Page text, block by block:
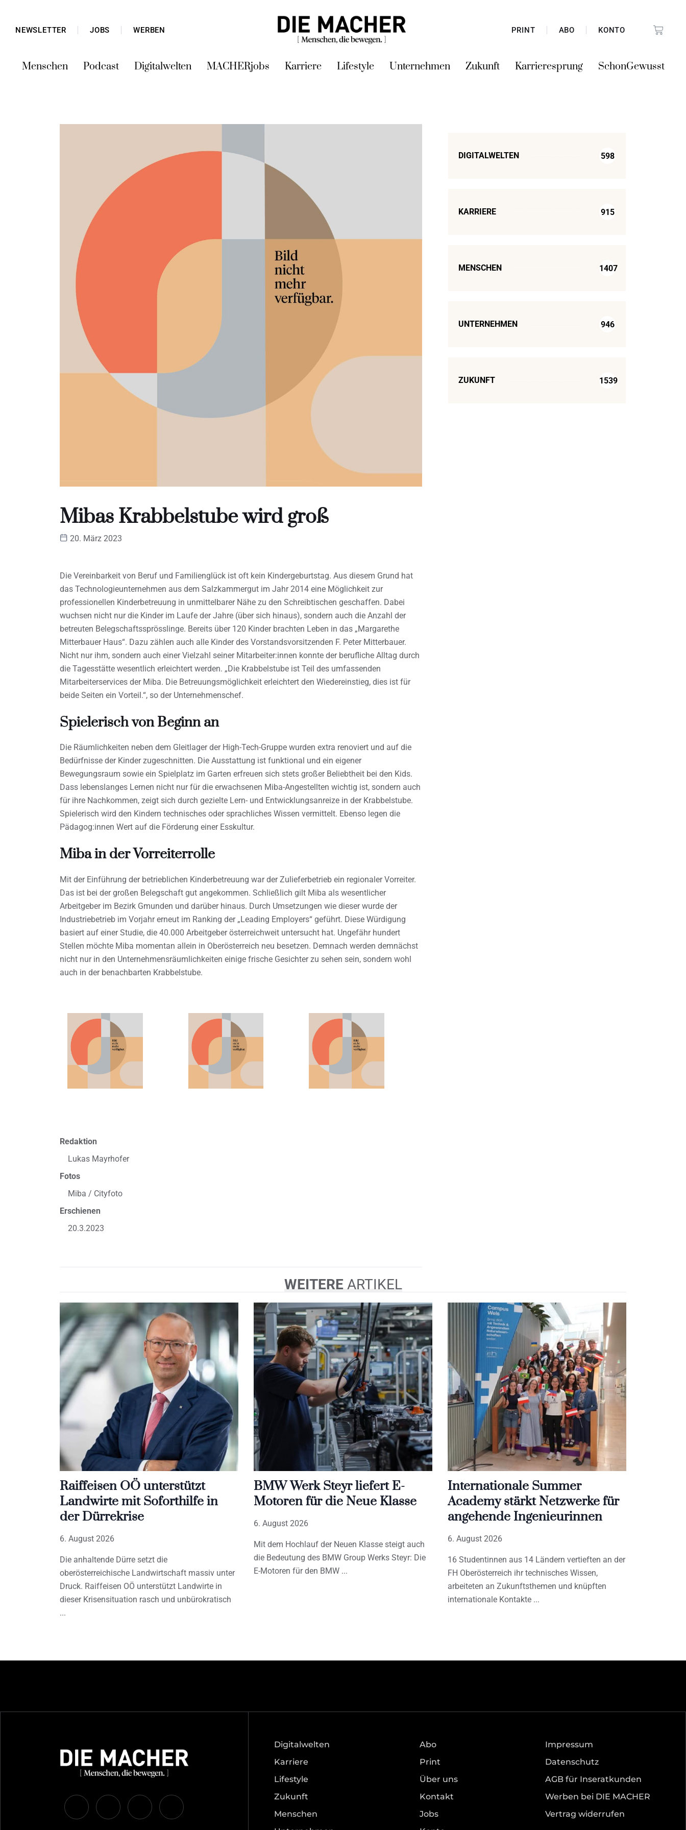
NEWSLETTER JOBS WERBEN PRINT ABO KONTO
Menschen Podcast Digitalwelten MACHERjobs Karriere Lifestyle Unternehmen Zukunft Karrieresprung SchonGewusst
Mibas Krabbelstube wird groß
20. März 2023
Die Vereinbarkeit von Beruf und Familienglück ist oft kein Kindergeburtstag. Aus diesem Grund hat
das Technologieunternehmen aus dem Salzkammergut im Jahr 2014 eine Möglichkeit zur
professionellen Kinderbetreuung in unmittelbarer Nähe zu den Schreibtischen geschaffen. Dabei
wuchsen nicht nur die Kinder im Laufe der Jahre (über sich hinaus), sondern auch die Anzahl der
betreuten Belegschaftssprösslinge. Bereits über 120 Kinder brachten Leben in das „Margarethe
Mitterbauer Haus“. Dazu zählen auch alle Kinder des Vorstandsvorsitzenden F. Peter Mitterbauer.
Nicht nur ihm, sondern auch einer Vielzahl seiner Mitarbeiter:innen konnte der berufliche Alltag durch
die Tagesstätte wesentlich erleichtert werden. „Die Krabbelstube ist Teil des umfassenden
Mitarbeiterservices der Miba. Die Betreuungsmöglichkeit erleichtert den Wiedereinstieg, dies ist für
beide Seiten ein Vorteil.“, so der Unternehmenschef.
Spielerisch von Beginn an
Die Räumlichkeiten neben dem Gleitlager der High-Tech-Gruppe wurden extra renoviert und auf die
Bedürfnisse der Kinder zugeschnitten. Die Ausstattung ist funktional und ein eigener
Bewegungsraum sowie ein Spielplatz im Garten erfreuen sich stets großer Beliebtheit bei den Kids.
Dass lebenslanges Lernen nicht nur für die erwachsenen Miba-Angestellten wichtig ist, sondern auch
für ihre Nachkommen, zeigt sich durch gezielte Lern- und Entwicklungsanreize in der Krabbelstube.
Spielerisch wird den Kindern technisches oder sprachliches Wissen vermittelt. Ebenso legen die
Pädagog:innen Wert auf die Förderung einer Esskultur.
Miba in der Vorreiterrolle
Mit der Einführung der betrieblichen Kinderbetreuung war der Zulieferbetrieb ein regionaler Vorreiter.
Das ist bei der großen Belegschaft gut angekommen. Schließlich gilt Miba als wesentlicher
Arbeitgeber im Bezirk Gmunden und darüber hinaus. Durch Umsetzungen wie dieser wurde der
Industriebetrieb im Vorjahr erneut im Ranking der „Leading Employers“ geführt. Diese Würdigung
basiert auf einer Studie, die 40.000 Arbeitgeber österreichweit untersucht hat. Ungefähr hundert
Stellen möchte Miba momentan allein in Oberösterreich neu besetzen. Demnach werden demnächst
nicht nur in den Unternehmensräumlichkeiten einige frische Gesichter zu sehen sein, sondern wohl
auch in der benachbarten Krabbelstube.
Redaktion
Lukas Mayrhofer
Fotos
Miba / Cityfoto
Erschienen
20.3.2023
DIGITALWELTEN 598
KARRIERE 915
MENSCHEN 1407
UNTERNEHMEN 946
ZUKUNFT 1539
WEITERE ARTIKEL
Raiffeisen OÖ unterstützt
Landwirte mit Soforthilfe in
der Dürrekrise
6. August 2026
Die anhaltende Dürre setzt die
oberösterreichische Landwirtschaft massiv unter
Druck. Raiffeisen OÖ unterstützt Landwirte in
dieser Krisensituation rasch und unbürokratisch
BMW Werk Steyr liefert E-
Motoren für die Neue Klasse
6. August 2026
Mit dem Hochlauf der Neuen Klasse steigt auch
die Bedeutung des BMW Group Werks Steyr: Die
E-Motoren für den BMW
Internationale Summer
Academy stärkt Netzwerke für
angehende Ingenieurinnen
6. August 2026
16 Studentinnen aus 14 Ländern vertieften an der
FH Oberösterreich ihr technisches Wissen,
arbeiteten an Zukunftsthemen und knüpften
internationale Kontakte
Digitalwelten
Karriere
Lifestyle
Zukunft
Menschen
Abo
Print
Über uns
Kontakt
Jobs
Impressum
Datenschutz
AGB für Inseratkunden
Werben bei DIE MACHER
Vertrag widerrufen